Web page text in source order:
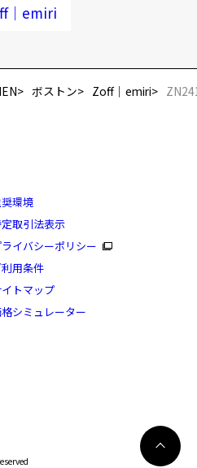
カートに入れる
｜emiri
ボストン Zoff｜emiri
環境
取引法表示
イバシーポリシー
利用条件
トマップ
シミュレーター